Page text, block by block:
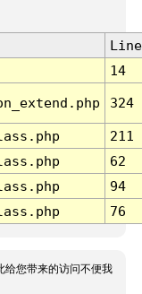
Line
14
324
211
62
94
76
给您带来的访问不便我